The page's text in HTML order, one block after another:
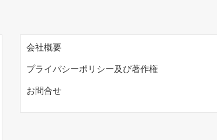
会社概要
プライバシーポリシー及び著作権
お問合せ